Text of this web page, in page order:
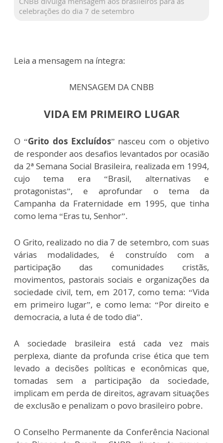
celebrações do dia 7 de setembro
Leia a mensagem na íntegra:
MENSAGEM DA CNBB
VIDA EM PRIMEIRO LUGAR
O “Grito dos Excluídos” nasceu com o objetivo
de responder aos desafios levantados por ocasião
da 2ª Semana Social Brasileira, realizada em 1994,
cujo tema era “Brasil, alternativas e
protagonistas”, e aprofundar o tema da
Campanha da Fraternidade em 1995, que tinha
como lema “Eras tu, Senhor”.
O Grito, realizado no dia 7 de setembro, com suas
várias modalidades, é construído com a
participação das comunidades cristãs,
movimentos, pastorais sociais e organizações da
sociedade civil, tem, em 2017, como tema: “Vida
em primeiro lugar”, e como lema: “Por direito e
democracia, a luta é de todo dia”.
A sociedade brasileira está cada vez mais
perplexa, diante da profunda crise ética que tem
levado a decisões políticas e econômicas que,
tomadas sem a participação da sociedade,
implicam em perda de direitos, agravam situações
de exclusão e penalizam o povo brasileiro pobre.
O Conselho Permanente da Conferência Nacional